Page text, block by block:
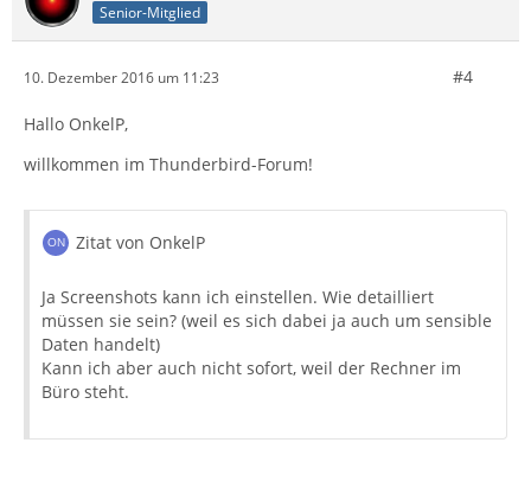
Senior-Mitglied
10. Dezember 2016 um 11:23 #4
Hallo OnkelP,
willkommen im Thunderbird-Forum!
Zitat von OnkelP
Ja Screenshots kann ich einstellen. Wie detailliert
müssen sie sein? (weil es sich dabei ja auch um sensible
Daten handelt)
Kann ich aber auch nicht sofort, weil der Rechner im
Büro steht.